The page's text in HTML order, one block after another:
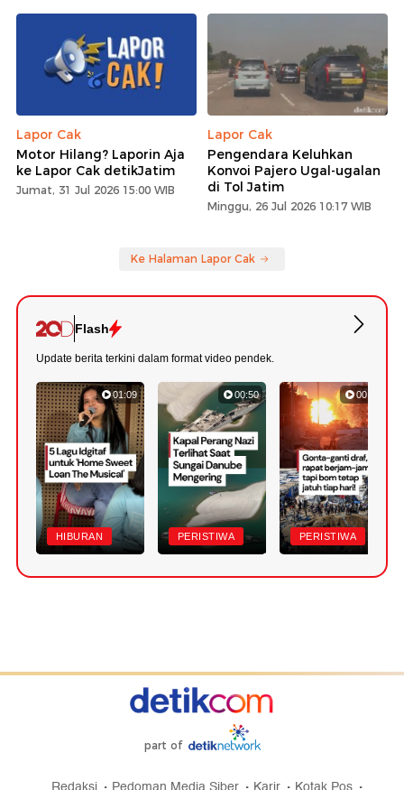
Lapor Cak
Motor Hilang? Laporin Aja
ke Lapor Cak detikJatim
Jumat, 31 Jul 2026 15:00 WIB
Lapor Cak
Pengendara Keluhkan
Konvoi Pajero Ugal-ugalan
di Tol Jatim
Minggu, 26 Jul 2026 10:17 WIB
Ke Halaman Lapor Cak
Flash
Update berita terkini dalam format video pendek.
01:09
HIBURAN
00:50
PERISTIWA
00:55
PERISTIWA
part of